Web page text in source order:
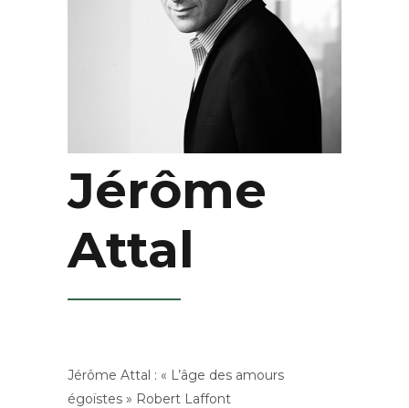
Jérôme
Attal
Jérôme Attal : « L’âge des amours
égoïstes » Robert Laffont